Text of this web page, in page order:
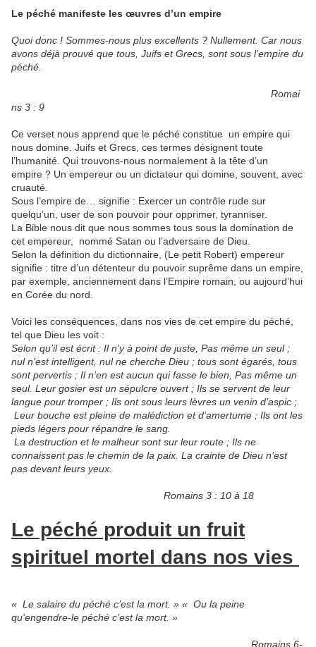
Le péché manifeste les œuvres d’un empire
Quoi donc ! Sommes-nous plus excellents ? Nullement. Car nous
avons déjà prouvé que tous, Juifs et Grecs, sont sous l’empire du
péché.
Romai
ns 3 : 9
Ce verset nous apprend que le péché constitue un empire qui
nous domine. Juifs et Grecs, ces termes désignent toute
l’humanité. Qui trouvons-nous normalement à la tête d’un
empire ? Un empereur ou un dictateur qui domine, souvent, avec
cruauté.
Sous l’empire de… signifie : Exercer un contrôle rude sur
quelqu’un, user de son pouvoir pour opprimer, tyranniser.
La Bible nous dit que nous sommes tous sous la domination de
cet empereur, nommé Satan ou l’adversaire de Dieu.
Selon la définition du dictionnaire, (Le petit Robert) empereur
signifie : titre d’un détenteur du pouvoir suprême dans un empire,
par exemple, anciennement dans l’Empire romain, ou aujourd’hui
en Corée du nord.
Voici les conséquences, dans nos vies de cet empire du péché,
tel que Dieu les voit :
Selon qu’il est écrit : Il n’y à point de juste, Pas même un seul ;
nul n’est intelligent, nul ne cherche Dieu ; tous sont égarés, tous
sont pervertis ; Il n’en est aucun qui fasse le bien, Pas même un
seul. Leur gosier est un sépulcre ouvert ; Ils se servent de leur
langue pour tromper ; Ils ont sous leurs lèvres un venin d’aspic ;
Leur bouche est pleine de malédiction et d’amertume ; Ils ont les
pieds légers pour répandre le sang.
La destruction et le malheur sont sur leur route ; Ils ne
connaissent pas le chemin de la paix. La crainte de Dieu n’est
pas devant leurs yeux.
Romains 3 : 10 à 18
Le péché produit un fruit
spirituel mortel dans nos vies
« Le salaire du péché c’est la mort. » « Ou la peine
qu’engendre-le péché c’est la mort. »
Romains 6-